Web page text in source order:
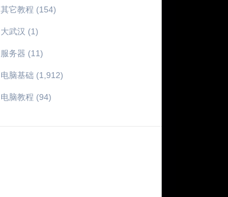
其它教程 (154)
大武汉 (1)
服务器 (11)
电脑基础 (1,912)
电脑教程 (94)